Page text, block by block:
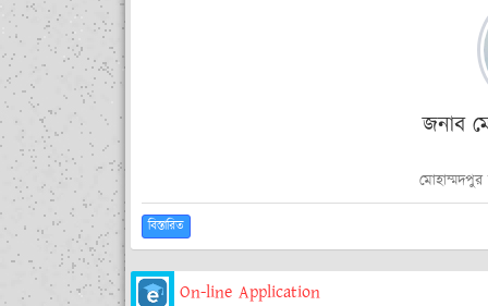
জনাব
মোহাম্মদপুর
বিস্তারিত
On-line Application